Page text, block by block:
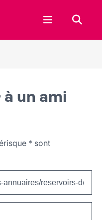
Ouvrir le
un ami
* sont